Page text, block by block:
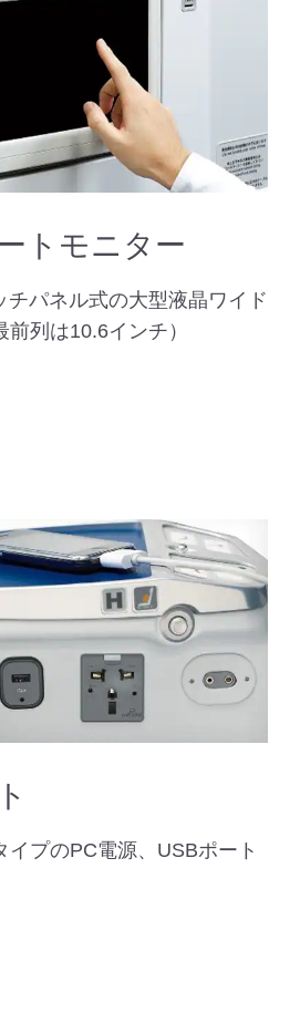
トモニター
チパネル式の大型液晶ワイド
前列は10.6インチ）
イプのPC電源、USBポート